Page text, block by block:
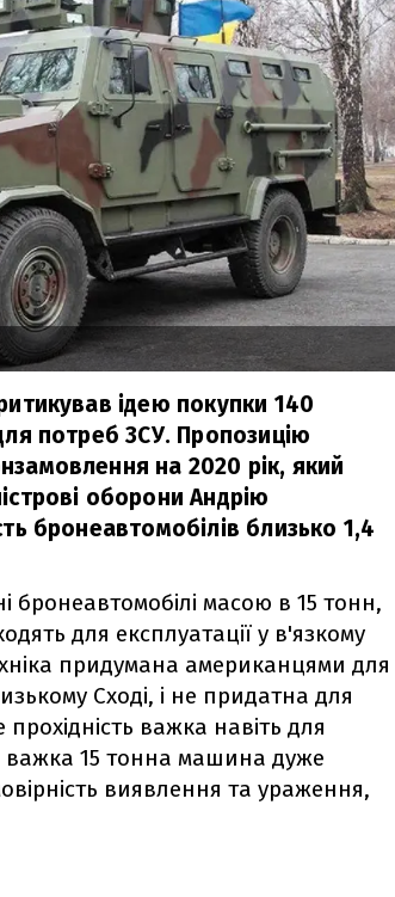
ідею покупки 140
потреб ЗСУ. Пропозицію
на 2020 рік, який
оборони Андрію
бронеавтомобілів близько 1,4
бронеавтомобілі масою в 15 тонн,
для експлуатації у в'язкому
придумана американцями для
Сході, і не придатна для
важка навіть для
важка 15 тонна машина дуже
виявлення та ураження,